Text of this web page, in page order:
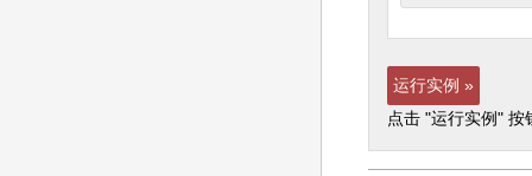
运行实例 »
点击 "运行实例" 按